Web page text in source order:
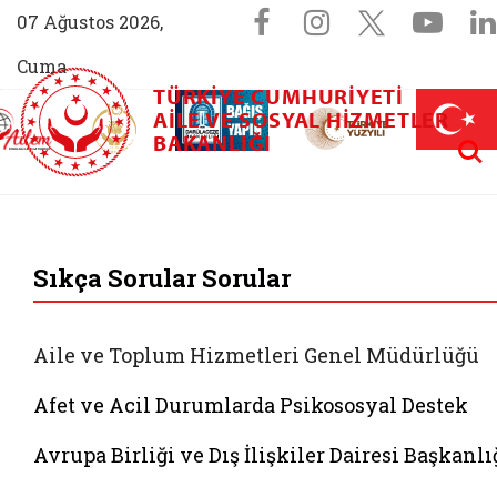
07 Ağustos 2026,
Cuma
Sosyal
Facebook
Instagram
X
Aile (yeni sekmede açılır)
AİLEM İletişim Merkezi (yeni sekmede açılır)
Aile ve Nüfus On Yılı (yeni sekmede açılır)
Darülaceze bağış sayfası (yeni
TÜRKIYE CUMHURIYETI
AILE VE SOSYAL HIZMETLER
BAKANLIĞI
Sıkça Sorular Sorular
Aile ve Toplum Hizmetleri Genel Müdürlüğü
Afet ve Acil Durumlarda Psikososyal Destek
Avrupa Birliği ve Dış İlişkiler Dairesi